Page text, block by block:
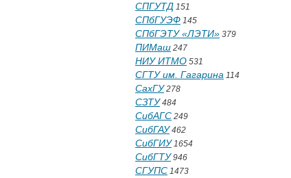
СПГУТД 151
СПбГУЭФ 145
СПбГЭТУ «ЛЭТИ» 379
ПИМаш 247
НИУ ИТМО 531
СГТУ им. Гагарина 114
СахГУ278
СЗТУ484
СибАГС 249
СибГАУ462
СибГИУ1654
СибГТУ946
СГУПС 1473